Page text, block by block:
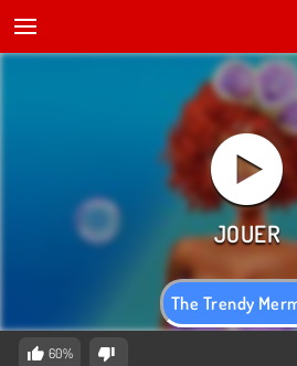
The Trendy
60%